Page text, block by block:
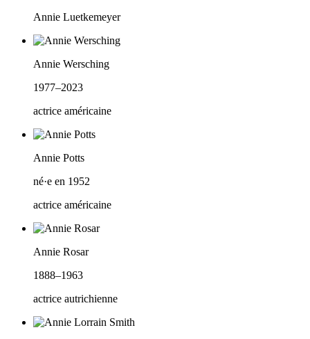
Annie Luetkemeyer
Annie Wersching
1977–2023
actrice américaine
Annie Potts
né·e en 1952
actrice américaine
Annie Rosar
1888–1963
actrice autrichienne